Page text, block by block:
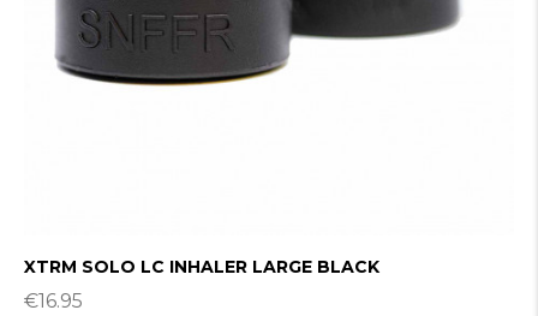
XTRM SOLO LC INHALER LARGE BLACK
€16.95